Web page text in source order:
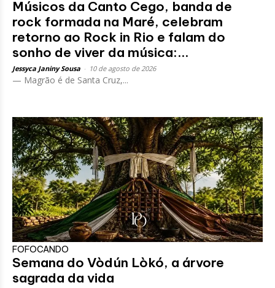
Músicos da Canto Cego, banda de
rock formada na Maré, celebram
retorno ao Rock in Rio e falam do
sonho de viver da música:...
Jessyca Janiny Sousa 10 de agosto de 2026
— Magrão é de Santa Cruz,...
FOFOCANDO
Semana do Vòdún Lòkó, a árvore
sagrada da vida